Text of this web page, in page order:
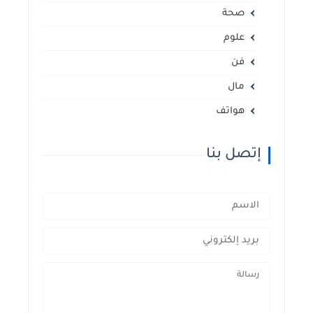
صحة
علوم
فن
مال
هواتف
إتصل بنا